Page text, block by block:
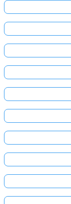
问
提
您
第
个
题